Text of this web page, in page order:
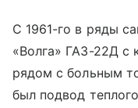
С 1961-го в ряды
«Волга» ГАЗ-22Д с
рядом с больным
был подвод